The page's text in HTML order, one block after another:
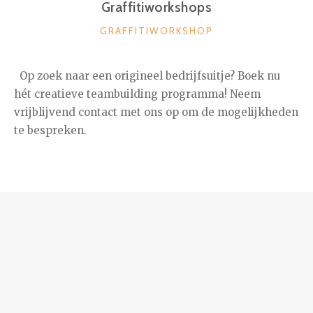
Graffitiworkshops
CATEGORIEËN
GRAFFITIWORKSHOP
Op zoek naar een origineel bedrijfsuitje? Boek nu
hét creatieve teambuilding programma! Neem
vrijblijvend contact met ons op om de mogelijkheden
te bespreken.